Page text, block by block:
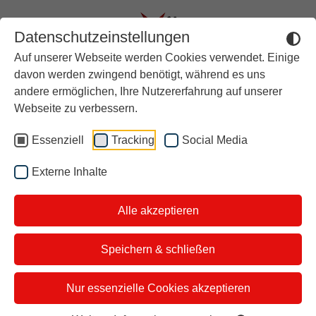
Datenschutzeinstellungen
Auf unserer Webseite werden Cookies verwendet. Einige
davon werden zwingend benötigt, während es uns
andere ermöglichen, Ihre Nutzererfahrung auf unserer
Webseite zu verbessern.
Essenziell Tracking Social Media
Externe Inhalte
Alle akzeptieren
Speichern & schließen
Nur essenzielle Cookies akzeptieren
Sexualisierte Gewalt,
häusliche Gewalt &
digitaler Missbrauch:
Wichtige Hilfestellen
1.HateAid
Themen:Digitaler Missbrauch, Hass
Aktuell
Rückblick
Über stern TV
Der Moderator
i&u Studios